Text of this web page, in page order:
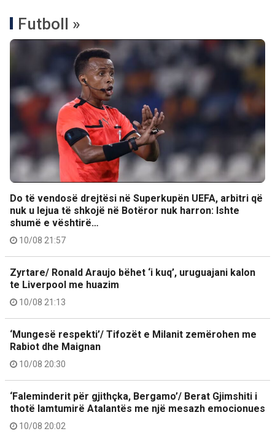
Futboll »
Do të vendosë drejtësi në Superkupën UEFA, arbitri që
nuk u lejua të shkojë në Botëror nuk harron: Ishte
shumë e vështirë…
10/08 21:57
Zyrtare/ Ronald Araujo bëhet ‘i kuq’, uruguajani kalon
te Liverpool me huazim
10/08 21:13
‘Mungesë respekti’/ Tifozët e Milanit zemërohen me
Rabiot dhe Maignan
10/08 20:30
‘Faleminderit për gjithçka, Bergamo’/ Berat Gjimshiti i
thotë lamtumirë Atalantës me një mesazh emocionues
10/08 20:02